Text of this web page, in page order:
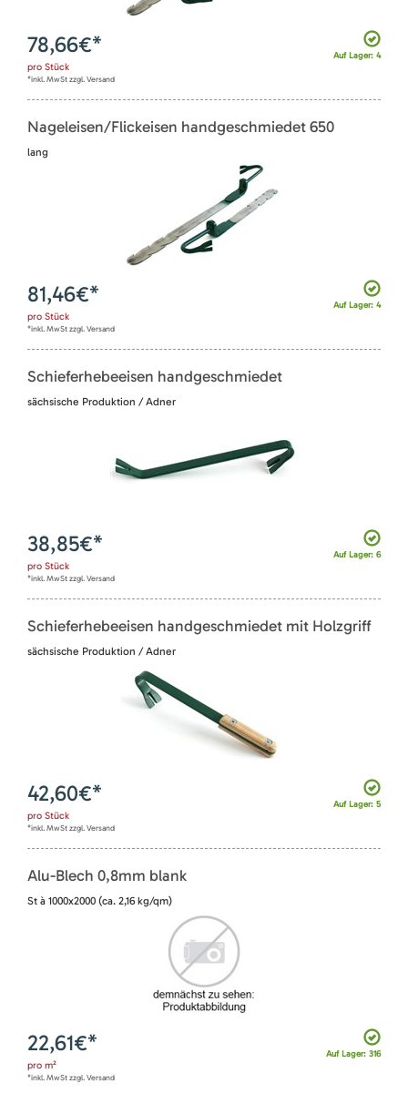
Auf Lager: 4
78,66€*
pro Stück
*inkl. MwSt zzgl. Versand
Nageleisen/Flickeisen handgeschmiedet 650
lang
Auf Lager: 4
81,46€*
pro Stück
*inkl. MwSt zzgl. Versand
Schieferhebeeisen handgeschmiedet
sächsische Produktion / Adner
Auf Lager: 6
38,85€*
pro Stück
*inkl. MwSt zzgl. Versand
Schieferhebeeisen handgeschmiedet mit Holzgriff
sächsische Produktion / Adner
Auf Lager: 5
42,60€*
pro Stück
*inkl. MwSt zzgl. Versand
Alu-Blech 0,8mm blank
St à 1000x2000 (ca. 2,16 kg/qm)
Auf Lager: 316
22,61€*
pro m²
*inkl. MwSt zzgl. Versand